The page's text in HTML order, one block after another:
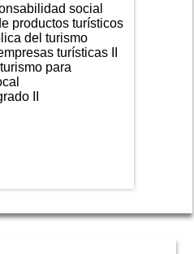
social
productos turísticos
del turismo
turísticas II
para
II